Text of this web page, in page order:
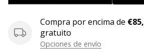
los
artículosCompra por encima de
gratuito
Opciones de envío